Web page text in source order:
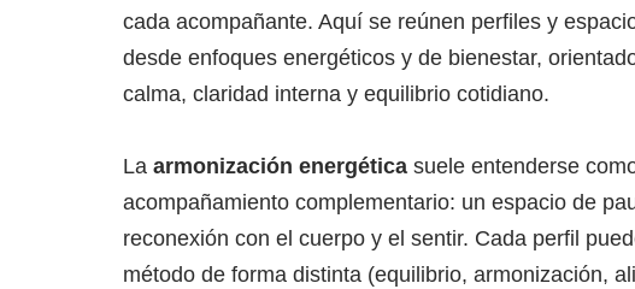
cada acompañante. Aquí se reúnen perfiles y
desde enfoques energéticos y de bienestar,
calma, claridad interna y equilibrio cotidiano.
La armonización energética suele entenderse
acompañamiento complementario: un espacio de
reconexión con el cuerpo y el sentir. Cada perfil
método de forma distinta (equilibrio, armonización,